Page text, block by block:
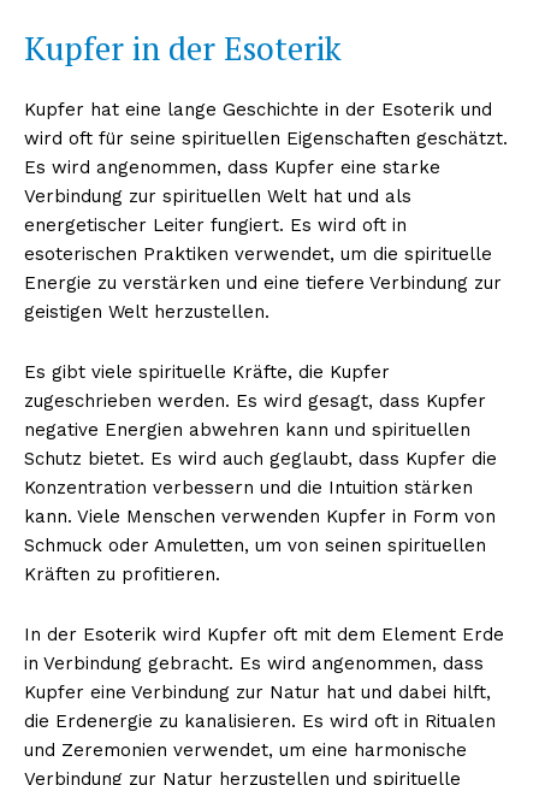
Kupfer in der Esoterik
Kupfer hat eine lange Geschichte in der Esoterik und
wird oft für seine spirituellen Eigenschaften geschätzt.
Es wird angenommen, dass Kupfer eine starke
Verbindung zur spirituellen Welt hat und als
energetischer Leiter fungiert. Es wird oft in
esoterischen Praktiken verwendet, um die spirituelle
Energie zu verstärken und eine tiefere Verbindung zur
geistigen Welt herzustellen.
Es gibt viele spirituelle Kräfte, die Kupfer
zugeschrieben werden. Es wird gesagt, dass Kupfer
negative Energien abwehren kann und spirituellen
Schutz bietet. Es wird auch geglaubt, dass Kupfer die
Konzentration verbessern und die Intuition stärken
kann. Viele Menschen verwenden Kupfer in Form von
Schmuck oder Amuletten, um von seinen spirituellen
Kräften zu profitieren.
In der Esoterik wird Kupfer oft mit dem Element Erde
in Verbindung gebracht. Es wird angenommen, dass
Kupfer eine Verbindung zur Natur hat und dabei hilft,
die Erdenergie zu kanalisieren. Es wird oft in Ritualen
und Zeremonien verwendet, um eine harmonische
Verbindung zur Natur herzustellen und spirituelle